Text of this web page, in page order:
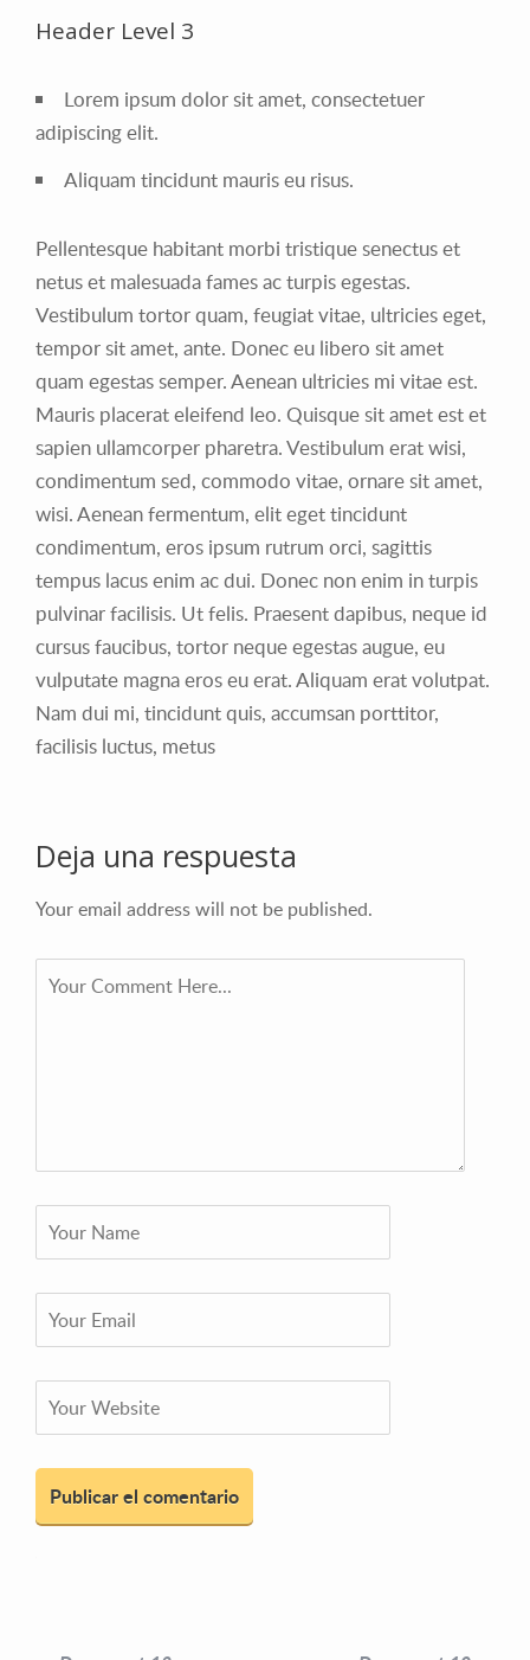
Header Level 3
Lorem ipsum dolor sit amet, consectetuer
adipiscing elit.
Aliquam tincidunt mauris eu risus.
Pellentesque habitant morbi tristique senectus et
netus et malesuada fames ac turpis egestas.
Vestibulum tortor quam, feugiat vitae, ultricies eget,
tempor sit amet, ante. Donec eu libero sit amet
quam egestas semper. Aenean ultricies mi vitae est.
Mauris placerat eleifend leo. Quisque sit amet est et
sapien ullamcorper pharetra. Vestibulum erat wisi,
condimentum sed, commodo vitae, ornare sit amet,
wisi. Aenean fermentum, elit eget tincidunt
condimentum, eros ipsum rutrum orci, sagittis
tempus lacus enim ac dui. Donec non enim in turpis
pulvinar facilisis. Ut felis. Praesent dapibus, neque id
cursus faucibus, tortor neque egestas augue, eu
vulputate magna eros eu erat. Aliquam erat volutpat.
Nam dui mi, tincidunt quis, accumsan porttitor,
facilisis luctus, metus
Deja una respuesta
Your email address will not be published.